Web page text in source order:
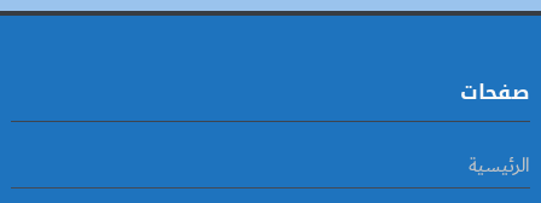
صفحات
الرئيسية